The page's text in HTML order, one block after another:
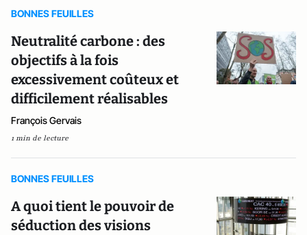
BONNES FEUILLES
Neutralité carbone : des
objectifs à la fois
excessivement coûteux et
difficilement réalisables
François Gervais
1 min de lecture
BONNES FEUILLES
A quoi tient le pouvoir de
séduction des visions